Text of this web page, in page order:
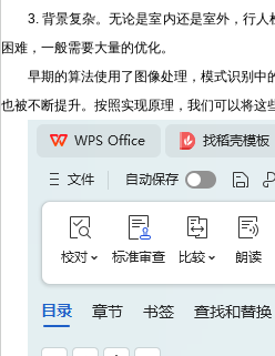
3. 背景复杂。无论是室内还是室外，行
困难，一般需要大量的优化。
早期的算法使用了图像处理，模式识别中
也被不断提升。按照实现原理，我们可以将